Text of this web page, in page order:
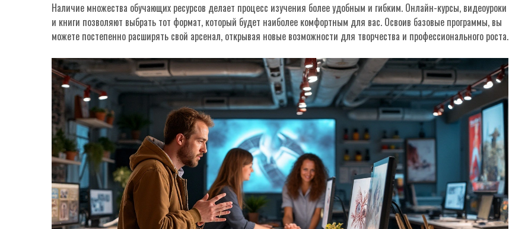
Наличие множества обучающих ресурсов делает процесс изучения более удобным и гибким. Онлайн-курсы, видеоуроки
и книги позволяют выбрать тот формат, который будет наиболее комфортным для вас. Освоив базовые программы, вы
можете постепенно расширять свой арсенал, открывая новые возможности для творчества и профессионального роста.